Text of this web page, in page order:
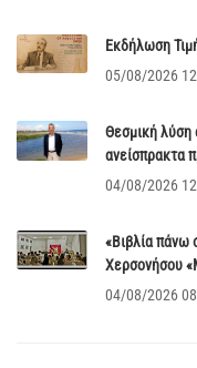
Εκδήλωση
05/08/2026
Θεσμική λύση
ανείσπρακτα
04/08/2026
«Βιβλία πάνω
Χερσονήσου
04/08/2026